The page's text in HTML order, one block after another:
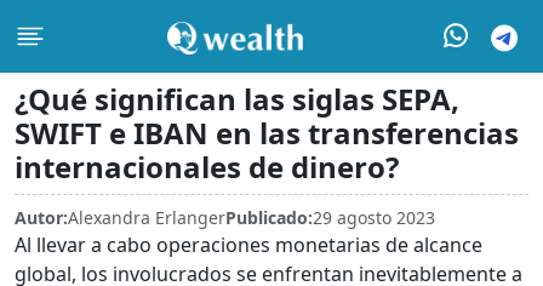
¿Qué significan las siglas SEPA,
SWIFT e IBAN en las transferencias
internacionales de dinero?
Autor:Alexandra ErlangerPublicado:29 agosto 2023
Al llevar a cabo operaciones monetarias de alcance
global, los involucrados se enfrentan inevitablemente a